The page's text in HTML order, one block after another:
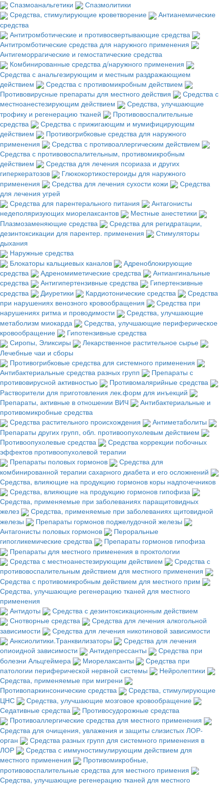
Спазмоанальгетики
Спазмолитики
Средства, стимулирующие кроветворение
Антианемические
средства
Антитромботические и противосвертывающие средства
Антитромботические средства для наружного применения
Антигеморрагические и гемостатические средства
Комбинированные средства д/наружного применения
Средства с анальгезирующим и местным раздражающием
действием
Средства с противомикробным действием
Противовирусные препараты для местного действия
Средства с
местноанестезирующим действием
Средства, улучшающие
трофику и регенерацию тканей
Противовоспалительные
средства
Средства с прижигающим и мумифицирующим
действием
Противогрибковые средства для наружного
применения
Средства с противоаллергическим действием
Средства с противовоспалительным, противомикробным
действием
Средства для лечения псориаза и других
гиперкератозов
Глюкокортикостероиды для наружного
применения
Средства для лечения сухости кожи
Средства
для лечения угрей
Средства для парентерального питания
Антагонисты
недеполяризующих миорелаксантов
Местные анестетики
Плазмозаменяющие средства
Средства для регидратации,
дезинтоксикации для парентер. применения
Стимуляторы
дыхания
Наружные средства
Блокаторы кальциевых каналов
Адреноблокирующие
средства
Адреномиметические средства
Антиангинальные
средства
Антигипертензивные средства
Гипертензивные
средства
Диуретики Кардиотонические средства
Средства
при нарушениях венозного кровообращения
Средства при
нарушениях ритма и проводимости
Средства, улучшающие
метаболизм миокарда
Средства, улучшающие периферическое
кровообращение
Гипотензивные средства
Сиропы, Эликсиры
Лекарственное растительное сырье
Лечебные чаи и сборы
Противогрибковые средства для системного применения
Антибактериальные средства разных групп
Препараты с
противовирусной активностью
Противомалярийные средства
Растворители для приготовления лек.форм для инъекций
Препараты, активные в отношении ВИЧ
Антибактериальные и
противомикробные средства
Средства растительного происхождения
Антиметаболиты
Препараты других групп, обл. противоопухолевым действием
Противоопухолевые средства
Средства коррекции побочных
эффектов противоопухолевой терапии
Препараты половых гормонов
Средства для
комбинированной терапии сахарного диабета и его осложнений
Средства, влияющие на продукцию гормонов коры надпочечников
Средства, влияющие на продукцию гормонов гипофиза
Средства, применяемые при заболеваниях паращитовидных
желез
Средства, применяемые при заболеваниях щитовидной
железы
Препараты гормонов поджелудочной железы
Антагонисты половых гормонов
Пероральные
гипогликемические средства
Препараты гормонов гипофиза
Препараты для местного применения в проктологии
Средства с местноанестезирующим действием
Средства с
противовоспалительным действием для местного применения
Средства с противомикробным действием для местного прим
Средства, улучшающие регенерацию тканей для местного
применения
Антидоты
Средства с дезинтоксикационным действием
Снотворные средства
Средства для лечения алкогольной
зависимости
Средства для лечения никотиновой зависимости
Анксиолитики.Транквилизаторы
Средства для лечения
опиоидной зависимости
Антидепрессанты
Средства при
болезни Альцгеймера
Миорелаксанты
Средства при
патологии периферической нервной системы
Нейролептики
Средства, применяемые при мигрени
Противопаркинсонические средства
Средства, стимулирующие
ЦНС
Средства, улучшающие мозговое кровообращение
Седативные средства
Противосудорожные средства
Противоаллергические средства для местного применения
Средства для очищения, увлажения и защиты слизистых ЛОР-
орган
Средства разных групп для системного применения в
ЛОР
Средства с иммуностимулирующим действием для
местного применения
Противомикробные,
противовоспалительные средства для местного примения
Средства, улучшающие регенерацию тканей для местного